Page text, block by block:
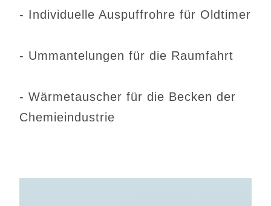
- Individuelle Auspuffrohre für Oldtimer
- Ummantelungen für die Raumfahrt
- Wärmetauscher für die Becken der
Chemieindustrie